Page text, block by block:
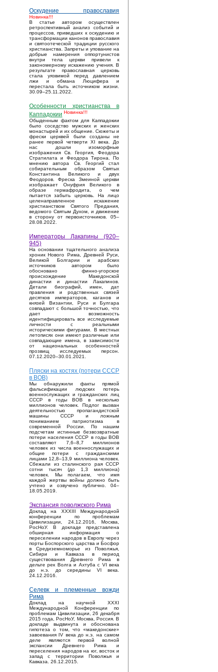
Оскудение православия
Новинка!!!
В статье автором осуществлен
ретроспективный анализ событий и
процессов, приведших к оскудению и
трансформации канонов православия
и святоотеческой традиции русского
христианства. Запреты и упование на
добрые намерения оппортунистов
внутри тела церкви привели к
закономерному искажению учения. В
результате православная церковь
стала уязвимой перед давлением
лжи и обмана Люцифера и
перестала быть источником жизни.
30.09–25.11.2022.
Особенности христианства в
Каппадокии Новинка!!!
Обыденным фактом для Каппадокии
было соседство мужских и женских
монастырей и их общение. Сюжеты и
фрески церквей были созданы не
ранее первой четверти XI века. До
нас дошли изоморфные
изображения Св. Георгия, Феодора
Стратилата и Феодора Тирона. По
мнению автора Св. Георгий стал
собирательным образом Святых
Константина Великого и двух
Феодоров. Фреска Змеиной церкви
изображает Онуфрия Великого в
образе гермафродита, о чем
пытается забыть церковь. На лицо
целенаправленное искажение
христианством Святого Предания,
ведомого Святым Духом, и движение
в сторону от первоисточников. 05–
28.08.2022.
Императоры Лакапины (920–
945)
На основании тщательного анализа
хроник Нового Рима, Древней Руси,
Великой Болгарии и арабских
источников автором было
обосновано финно-угорское
происхождение Македонской
династии и династии Лакапинов.
Детали биографий, имен, дат
правления и родственных связей
десятков императоров, каганов и
князей Византии, Руси и Булгара
совпадают с большой точностью, что
дает возможность
идентифицировать все исследуемые
личности с реальными
историческими фигурами. В местных
летописях они имеют различные или
совпадающие имена, в зависимости
от национальных особенностей
прозвищ исследуемых персон.
07.12.2020–30.01.2021.
Пляски на костях (потери СССР
в ВОВ)
Мы обнаружили факты прямой
фальсификации людских потерь
военнослужащих и гражданских лиц
СССР в годы ВОВ в несколько
миллионов человек. Подлог вызван
деятельностью пропагандистской
машины СССР и ложным
пониманием патриотизма в
современной России. По нашим
подсчетам истинные безвозвратные
потери населения СССР в годы ВОВ
составляют 7,6–8,7 миллионов
человек из числа военнослужащих и
общие потери с гражданскими
лицами 12,8–13,9 миллиона человек.
Сбежали из сталинского рая СССР
сотни тысяч (до 1,3 миллиона)
человек. Мы полагаем, что имя
каждой жертвы войны должно быть
учтено и озвучено публично. 04–
18.05.2019.
Экспансия поволжского Рима
Доклад на XXXIII Международной
конференции по проблемам
Цивилизации, 24.12.2016, Москва,
РосНоУ. В докладе представлена
обширная информация о
переселении народов в Европу через
порты Боспорского царства и Босфор
в Средиземноморье из Поволжья,
Сибири и Кавказа в период
существования Древнего Рима в
дельте рек Волга и Ахтуба с VI века
до н.э. до середины VI века.
24.12.2016.
Селевк и племенные вожди
Рима
Доклад на научной XXXI
Международной Конференции по
проблемам Цивилизации, 26 декабря
2015 года, РосНоУ, Москва, Россия. В
докладе выдвинута и обоснована
гипотеза о том, что «македонские»
завоевания IV века до н.э. на самом
деле являются первой волной
экспансии Древнего Рима и
переселения народов на юг, восток и
запад с территории Поволжья и
Кавказа. 26.12.2015.